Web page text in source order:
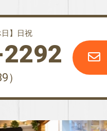
日】日祝
）